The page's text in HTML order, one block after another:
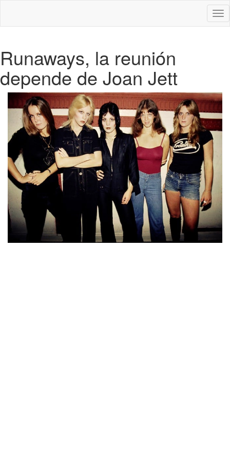
Runaways, la reunión
depende de Joan Jett